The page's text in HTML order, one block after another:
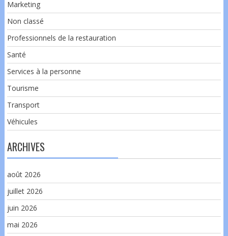
Marketing
Non classé
Professionnels de la restauration
Santé
Services à la personne
Tourisme
Transport
Véhicules
ARCHIVES
août 2026
juillet 2026
juin 2026
mai 2026